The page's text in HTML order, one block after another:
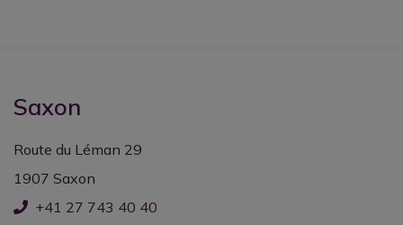
Saxon
Route du Léman 29
1907 Saxon
+41 27 743 40 40